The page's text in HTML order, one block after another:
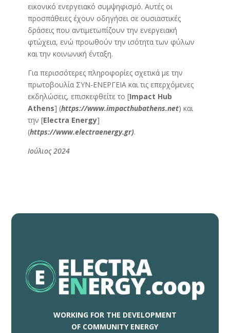
εικονικό ενεργειακό συμψηφισμό. Αυτές οι
προσπάθειες έχουν οδηγήσει σε ουσιαστικές
δράσεις που αντιμετωπίζουν την ενεργειακή
φτώχεια, ενώ προωθούν την ισότητα των φύλων
και την κοινωνική ένταξη.
Για περισσότερες πληροφορίες σχετικά με την
πρωτοβουλία ΣΥΝ-ΕΝΕΡΓΕΙΑ και τις επερχόμενες
εκδηλώσεις, επισκεφθείτε το [Impact Hub
Athens] (https://www.impacthubathens.net) και
την [Electra Energy]
(https://www.electraenergy.gr).
Ιούλιος 2024
WORKING FOR THE DEVELOPMENT
OF COMMUNITY ENERGY